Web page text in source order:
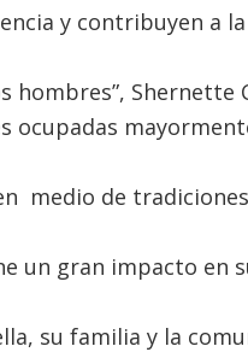
y contribuyen a la
hombres”, Shernette
ocupadas
medio de
un gran impacto en
su familia y la